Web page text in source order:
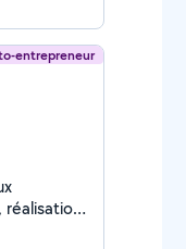
entrepreneur